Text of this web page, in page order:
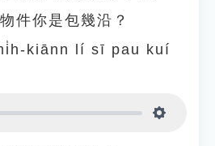
件你是包幾沿？
kiānn lí sī pau kuí